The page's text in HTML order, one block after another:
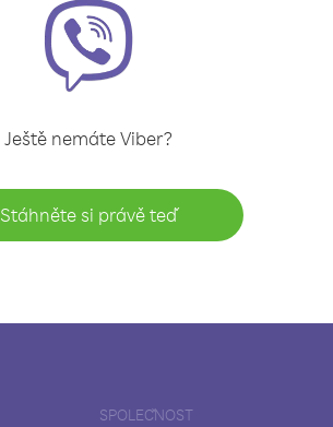
Ještě nemáte Viber?
Stáhněte si právě teď
SPOLEČNOST